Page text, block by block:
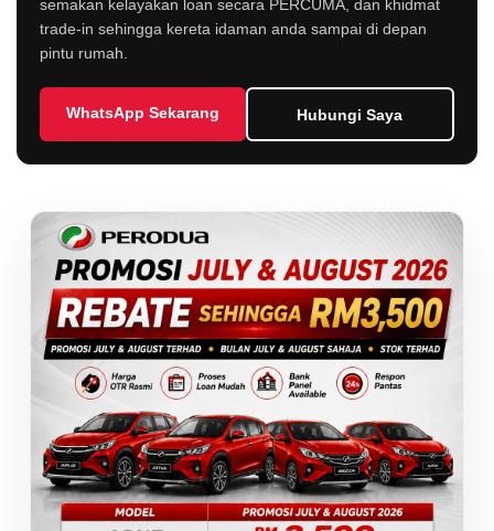
semakan kelayakan loan secara PERCUMA, dan khidmat
trade-in sehingga kereta idaman anda sampai di depan
pintu rumah.
WhatsApp Sekarang Hubungi Saya